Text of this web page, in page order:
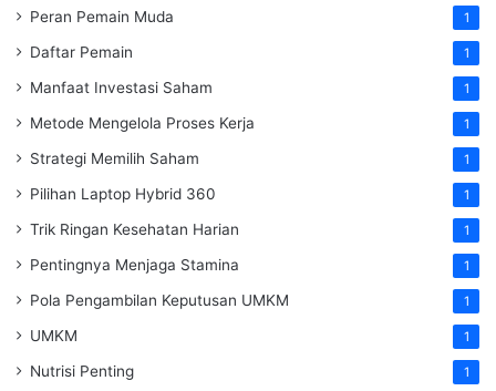
Peran Pemain Muda 1
Daftar Pemain 1
Manfaat Investasi Saham 1
Metode Mengelola Proses Kerja 1
Strategi Memilih Saham 1
Pilihan Laptop Hybrid 360 1
Trik Ringan Kesehatan Harian 1
Pentingnya Menjaga Stamina 1
Pola Pengambilan Keputusan UMKM 1
UMKM 1
Nutrisi Penting 1